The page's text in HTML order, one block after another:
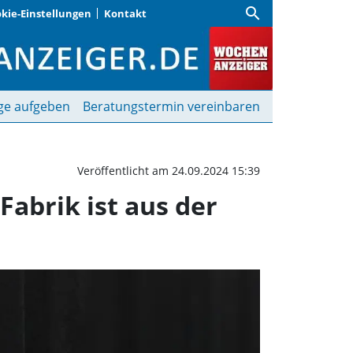
Einstellungen Kontakt search
aufgeben Beratungstermin vereinbaren
Veröffentlicht am 24.09.2024 15:39
ist aus der